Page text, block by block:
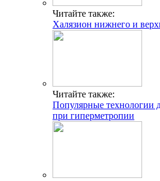
Читайте также:
Халязион нижнего и
Читайте также:
Популярные технологии
при гиперметропии